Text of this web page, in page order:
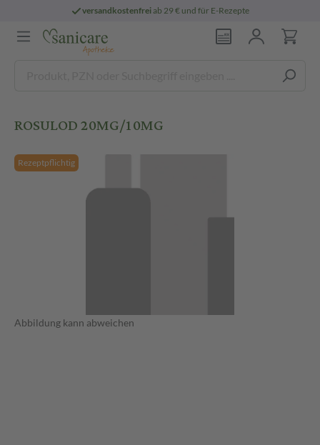
versandkostenfreiab 29 € und für E-Rezepte
ROSULOD 20MG/10MG
Rezeptpflichtig
Abbildung kann abweichen